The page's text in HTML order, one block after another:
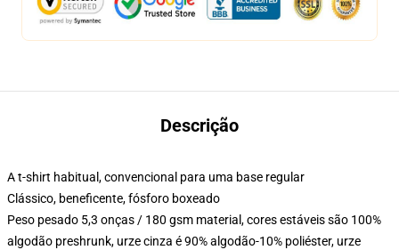
Descrição
A t-shirt habitual, convencional para uma base regular
Clássico, beneficente, fósforo boxeado
Peso pesado 5,3 onças / 180 gsm material, cores estáveis são 100%
algodão preshrunk, urze cinza é 90% algodão-10% poliéster, urze